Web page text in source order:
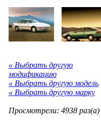
« Выбрать другую
модификацию
« Выбрать другую модель
« Выбрать другую марку
Просмотрели: 4938 раз(а)